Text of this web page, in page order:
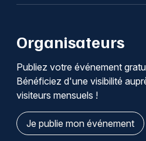
Organisateurs
Publiez votre événement
Bénéficiez d'une visibilité
visiteurs mensuels !
Je publie mon événement